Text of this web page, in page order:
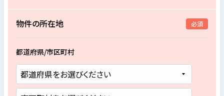
物件の所在地 必須
都道府県/市区町村